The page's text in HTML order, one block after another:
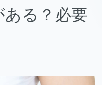
る？必要